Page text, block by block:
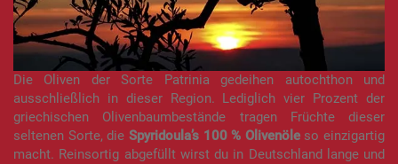
Die Oliven der Sorte Patrinia gedeihen autochthon und
ausschließlich in dieser Region. Lediglich vier Prozent der
griechischen Olivenbaumbestände tragen Früchte dieser
seltenen Sorte, die Spyridoula’s 100 % Olivenöleso einzigartig
macht. Reinsortig abgefüllt wirst du in Deutschland lange und